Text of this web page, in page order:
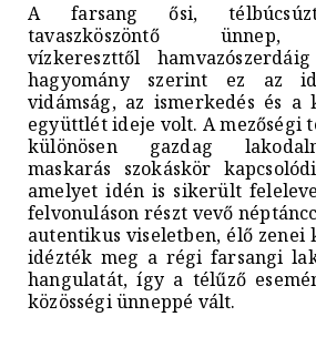
A farsang ősi,
tavaszköszöntő
vízkereszttől
hagyomány szerint ez az
vidámság, az ismerkedés és a
együttlét ideje volt. A mezőségi
különösen gazdag
maskarás szokáskör
amelyet idén is sikerült
felvonuláson részt vevő
autentikus viseletben, élő zenei
idézték meg a régi farsangi
hangulatát, így a télűző
közösségi ünneppé vált.